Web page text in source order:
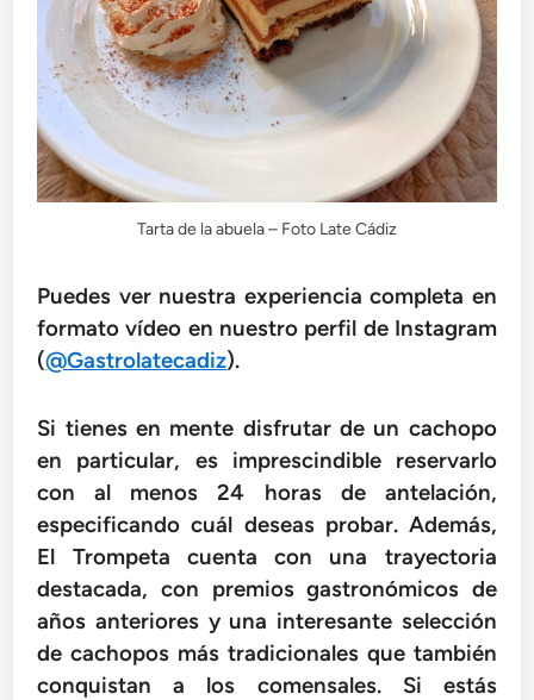
Tarta de la abuela – Foto Late Cádiz
Puedes ver nuestra experiencia completa en
formato vídeo en nuestro perfil de Instagram
(@Gastrolatecadiz).
Si tienes en mente disfrutar de un cachopo
en particular, es imprescindible reservarlo
con al menos 24 horas de antelación,
especificando cuál deseas probar. Además,
El Trompeta cuenta con una trayectoria
destacada, con premios gastronómicos de
años anteriores y una interesante selección
de cachopos más tradicionales que también
conquistan a los comensales. Si estás